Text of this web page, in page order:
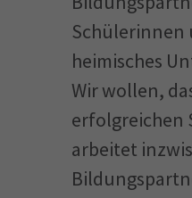
Schülerinnen
heimisches
Wir wollen,
erfolgreichen
arbeitet